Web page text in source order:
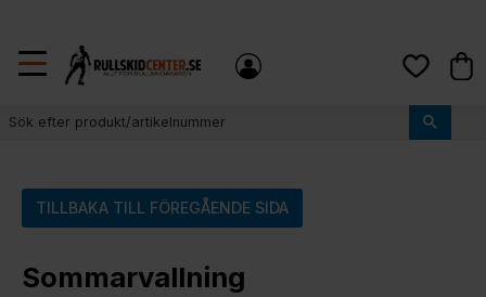
Menysamma dag
TILLBAKA TILL FÖREGÅENDE SIDA
Sommarvallning